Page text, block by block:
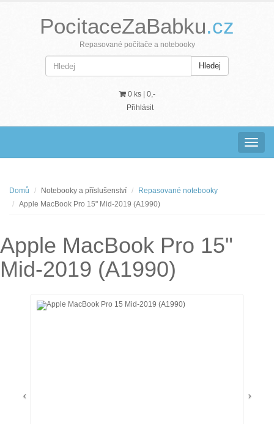
PocitaceZaBabku.cz
Repasované počítače a notebooky
Hledej
0 ks | 0,-
Přihlásit
Domů Notebooky a příslušenství
Repasované notebooky
Apple MacBook Pro 15" Mid-2019 (A1990)
Apple MacBook Pro 15"
Mid-2019 (A1990)